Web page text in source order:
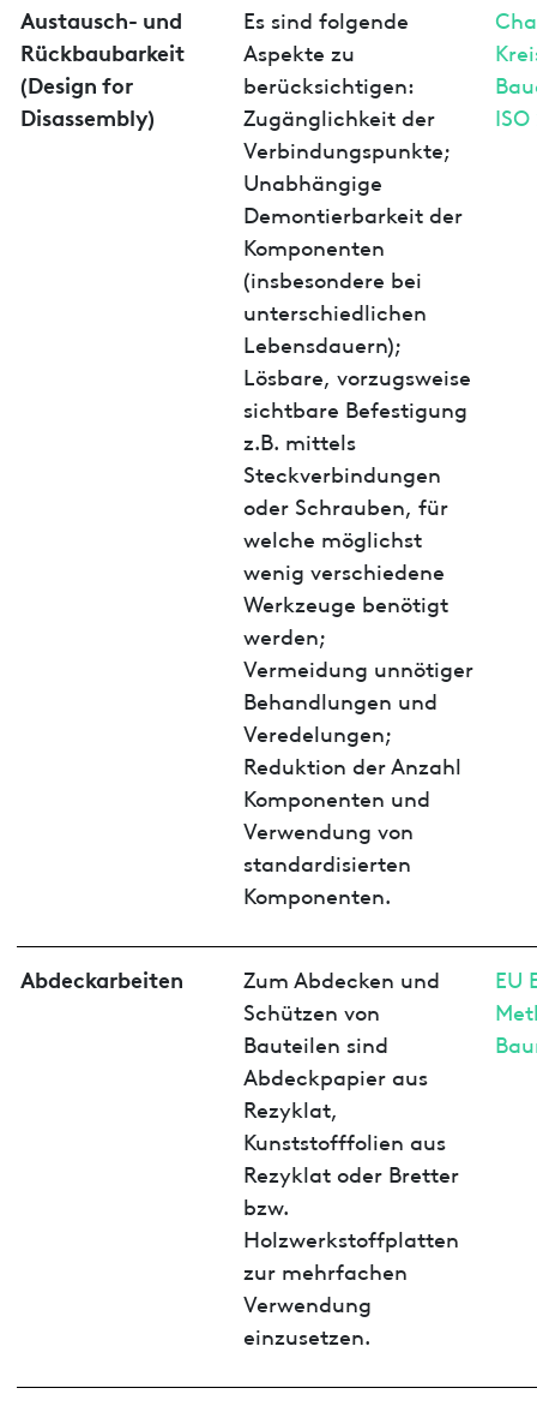
Austausch- und
Rückbaubarkeit
(Design for
Disassembly)
Es sind folgende
Aspekte zu
berücksichtigen:
Zugänglichkeit der
Verbindungspunkte;
Unabhängige
Demontierbarkeit der
Komponenten
(insbesondere bei
unterschiedlichen
Lebensdauern);
Lösbare, vorzugsweise
sichtbare Befestigung
z.B. mittels
Steckverbindungen
oder Schrauben, für
welche möglichst
wenig verschiedene
Werkzeuge benötigt
werden;
Vermeidung unnötiger
Behandlungen und
Veredelungen;
Reduktion der Anzahl
Komponenten und
Verwendung von
standardisierten
Komponenten.
Abdeckarbeiten
Zum Abdecken und
Schützen von
Bauteilen sind
Abdeckpapier aus
Rezyklat,
Kunststofffolien aus
Rezyklat oder Bretter
bzw.
Holzwerkstoffplatten
zur mehrfachen
Verwendung
einzusetzen.
EU